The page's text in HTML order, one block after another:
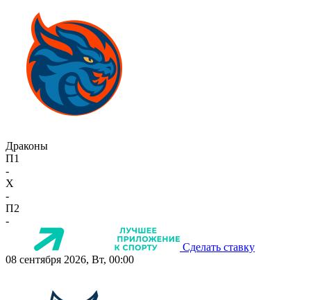
Драконы
П1
-
X
-
П2
-
Сделать ставку
08 сентября 2026, Вт, 00:00